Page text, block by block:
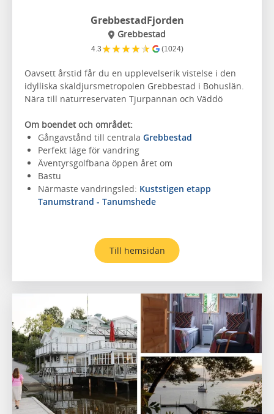
GrebbestadFjorden
Grebbestad
4.3★★★★★ (1024)
Oavsett årstid får du en upplevelserik vistelse i den
idylliska skaldjursmetropolen Grebbestad i Bohuslän.
Nära till naturreservaten Tjurpannan och Väddö
Om boendet och området:
Gångavstånd till centrala Grebbestad
Perfekt läge för vandring
Äventyrsgolfbana öppen året om
Bastu
Närmaste vandringsled: Kuststigen etapp
Tanumstrand - Tanumshede
Till hemsidan